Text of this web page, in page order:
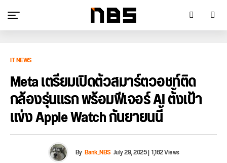
IT NEWS
Meta เตรียมเปิดตัวสมาร์ตวอชท์ติด
กล้องรุ่นแรก พร้อมฟีเจอร์ AI ตั้งเป้า
แข่ง Apple Watch กันยายนนี้
By Bank_NBS July 29, 2025|1,162 Views